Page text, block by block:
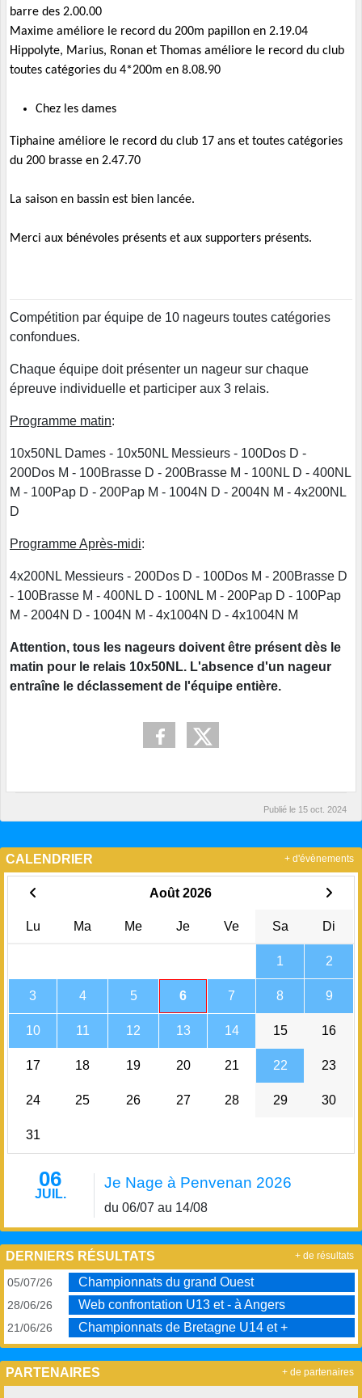
barre des 2.00.00
Maxime améliore le record du 200m papillon en 2.19.04
Hippolyte, Marius, Ronan et Thomas améliore le record du club
toutes catégories du 4*200m en 8.08.90
Chez les dames
Tiphaine améliore le record du club 17 ans et toutes catégories
du 200 brasse en 2.47.70
La saison en bassin est bien lancée.
Merci aux bénévoles présents et aux supporters présents.
Compétition par équipe de 10 nageurs toutes catégories
confondues.
Chaque équipe doit présenter un nageur sur chaque
épreuve individuelle et participer aux 3 relais.
Programme matin:
10x50NL Dames - 10x50NL Messieurs - 100Dos D -
200Dos M - 100Brasse D - 200Brasse M - 100NL D - 400NL
M - 100Pap D - 200Pap M - 1004N D - 2004N M - 4x200NL
D
Programme Après-midi:
4x200NL Messieurs - 200Dos D - 100Dos M - 200Brasse D
- 100Brasse M - 400NL D - 100NL M - 200Pap D - 100Pap
M - 2004N D - 1004N M - 4x1004N D - 4x1004N M
Attention, tous les nageurs doivent être présent dès le
matin pour le relais 10x50NL. L'absence d'un nageur
entraîne le déclassement de l'équipe entière.
Publié le 15 oct. 2024
CALENDRIER
Août 2026
Lu Ma Me Je Ve Sa Di
1 2
3 4 5 6 7 8 9
10 11 12 13 14 15 16
17 18 19 20 21 22 23
24 25 26 27 28 29 30
31
06
JUIL.
Je Nage à Penvenan 2026
du 06/07 au 14/08
+ d'évènements
DERNIERS RÉSULTATS
05/07/26 Championnats du grand Ouest
28/06/26 Web confrontation U13 et - à Angers
21/06/26 Championnats de Bretagne U14 et +
+ de résultats
PARTENAIRES + de partenaires